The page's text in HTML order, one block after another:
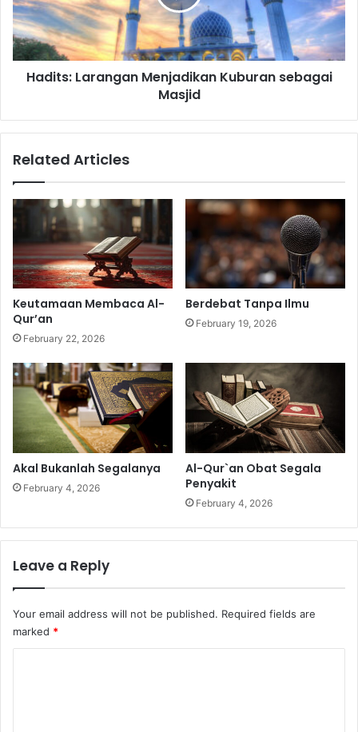
Masjid
Hadits: Larangan Menjadikan Kuburan sebagai
Masjid
Related Articles
Keutamaan Membaca Al-
Qur’an
February 22, 2026
Berdebat Tanpa Ilmu
February 19, 2026
Akal Bukanlah Segalanya
February 4, 2026
Al-Qur`an Obat Segala
Penyakit
February 4, 2026
Leave a Reply
Your email address will not be published. Required fields are
marked *